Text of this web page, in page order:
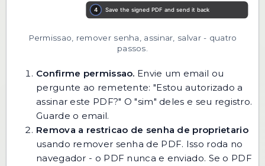
Permissao, remover senha, assinar, salvar - quatro
passos.
Confirme permissao. Envie um email ou
pergunte ao remetente: "Estou autorizado a
assinar este PDF?" O "sim" deles e seu registro.
Guarde o email.
Remova a restricao de senha de proprietario
usando remover senha de PDF. Isso roda no
navegador - o PDF nunca e enviado. Se o PDF